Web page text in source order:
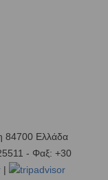
84700 Ελλάδα
- Φαξ: +30